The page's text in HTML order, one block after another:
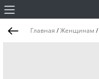
Главная /Женщинам /